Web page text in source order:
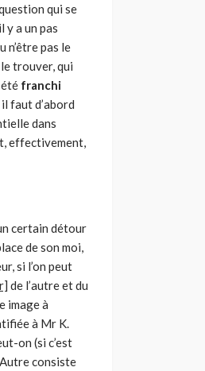
qui se
y a un pas
n’être pas le
trouver, qui
franchi
faut d’abord
dans
effectivement,
certain détour
de son moi,
si l’on peut
de l’autre et du
image à
à Mr K.
on (si c’est
consiste